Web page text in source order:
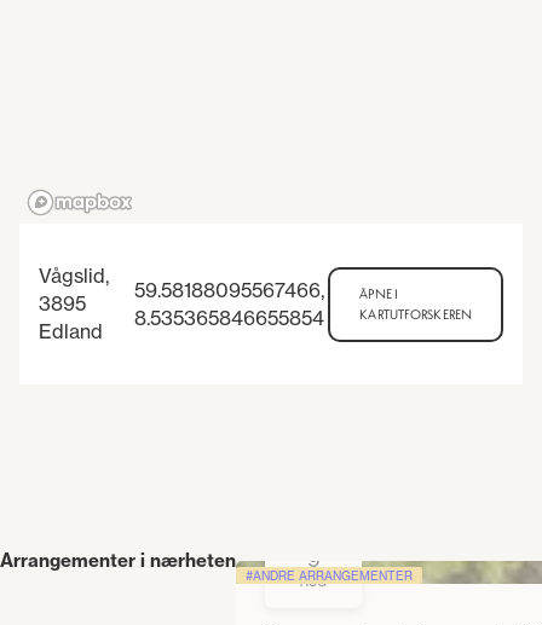
Vågslid,
3895
Edland
59.58188095567466,
8.535365846655854
ÅPNE I
KARTUTFORSKEREN
Arrangementer i nærheten
ANDRE ARRANGEMENTER
9
AUG